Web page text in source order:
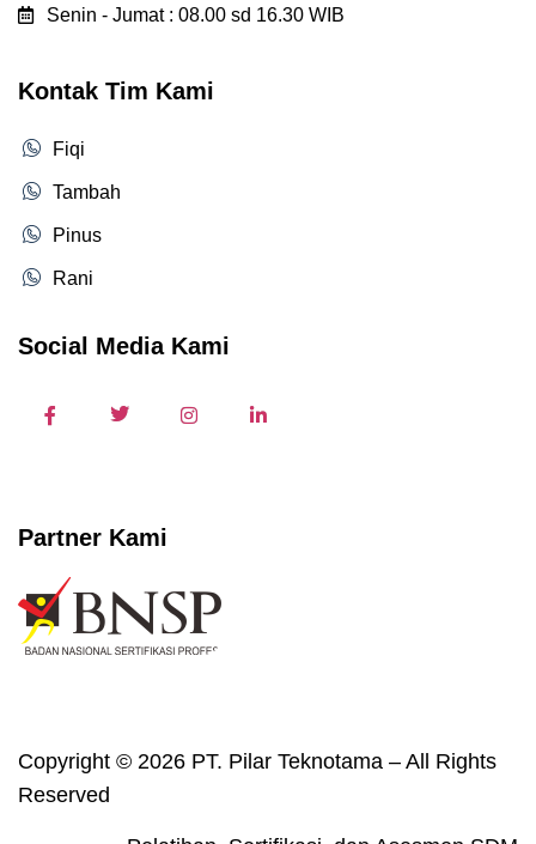
Senin - Jumat : 08.00 sd 16.30 WIB
Kontak Tim Kami
Fiqi
Tambah
Pinus
Rani
Social Media Kami
Partner Kami
Copyright © 2026 PT. Pilar Teknotama – All Rights
Reserved